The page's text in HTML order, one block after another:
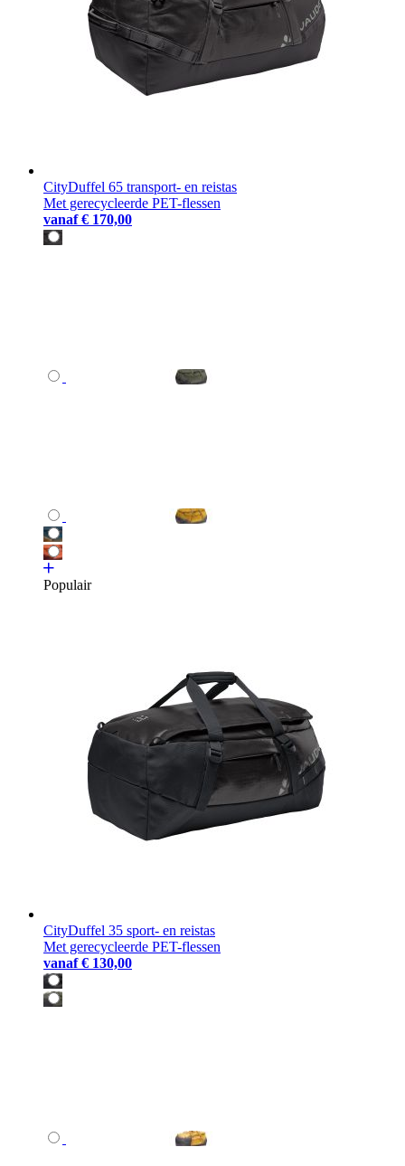
CityDuffel 65 transport- en reistas
Met gerecycleerde PET-flessen
vanaf € 170,00
Populair
CityDuffel 35 sport- en reistas
Met gerecycleerde PET-flessen
vanaf € 130,00